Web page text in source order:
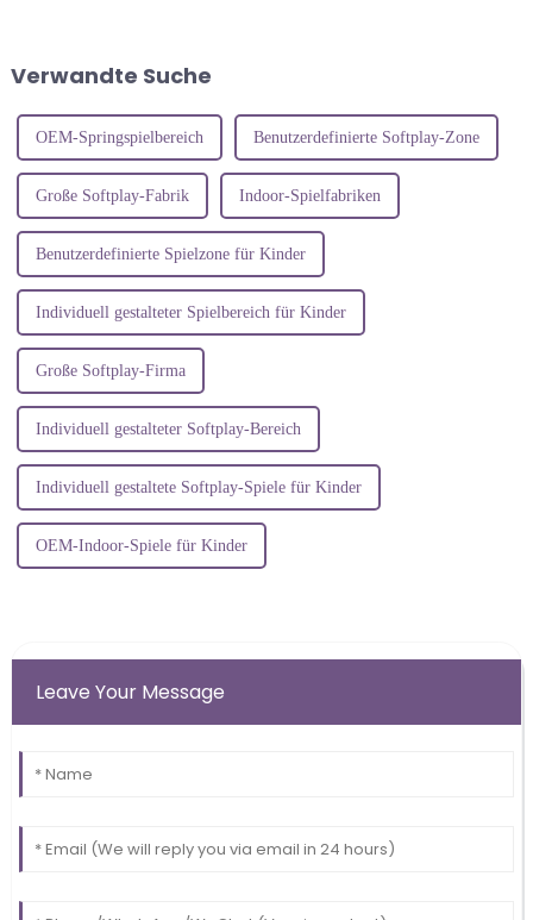
Verwandte Suche
OEM-Springspielbereich Benutzerdefinierte Softplay-Zone
Große Softplay-Fabrik Indoor-Spielfabriken
Benutzerdefinierte Spielzone für Kinder
Individuell gestalteter Spielbereich für Kinder
Große Softplay-Firma
Individuell gestalteter Softplay-Bereich
Individuell gestaltete Softplay-Spiele für Kinder
OEM-Indoor-Spiele für Kinder
Leave Your Message